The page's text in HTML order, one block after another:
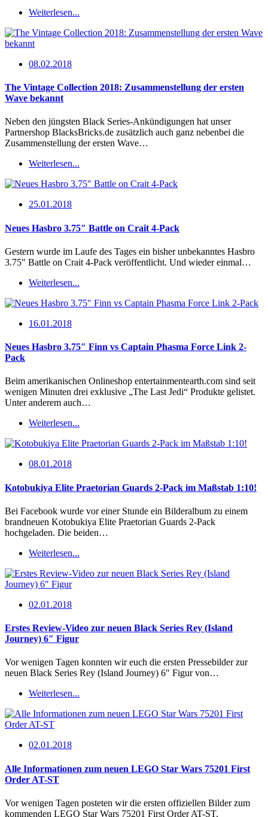
Weiterlesen...
08.02.2018
The Vintage Collection 2018: Zusammenstellung der ersten
Wave bekannt
Neben den jüngsten Black Series-Ankündigungen hat unser
Partnershop BlacksBricks.de zusätzlich auch ganz nebenbei die
Zusammenstellung der ersten Wave…
Weiterlesen...
25.01.2018
Neues Hasbro 3.75″ Battle on Crait 4-Pack
Gestern wurde im Laufe des Tages ein bisher unbekanntes Hasbro
3.75″ Battle on Crait 4-Pack veröffentlicht. Und wieder einmal…
Weiterlesen...
16.01.2018
Neues Hasbro 3.75″ Finn vs Captain Phasma Force Link 2-
Pack
Beim amerikanischen Onlineshop entertainmentearth.com sind seit
wenigen Minuten drei exklusive „The Last Jedi“ Produkte gelistet.
Unter anderem auch…
Weiterlesen...
08.01.2018
Kotobukiya Elite Praetorian Guards 2-Pack im Maßstab 1:10!
Bei Facebook wurde vor einer Stunde ein Bilderalbum zu einem
brandneuen Kotobukiya Elite Praetorian Guards 2-Pack
hochgeladen. Die beiden…
Weiterlesen...
02.01.2018
Erstes Review-Video zur neuen Black Series Rey (Island
Journey) 6″ Figur
Vor wenigen Tagen konnten wir euch die ersten Pressebilder zur
neuen Black Series Rey (Island Journey) 6″ Figur von…
Weiterlesen...
02.01.2018
Alle Informationen zum neuen LEGO Star Wars 75201 First
Order AT-ST
Vor wenigen Tagen posteten wir die ersten offiziellen Bilder zum
kommenden LEGO Star Wars 75201 First Order AT-ST.